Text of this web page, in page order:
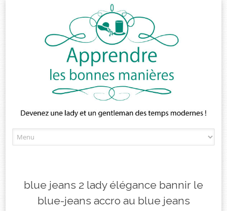
to
blue jeans 2 lady élégance bannir le
blue-jeans accro au blue jeans